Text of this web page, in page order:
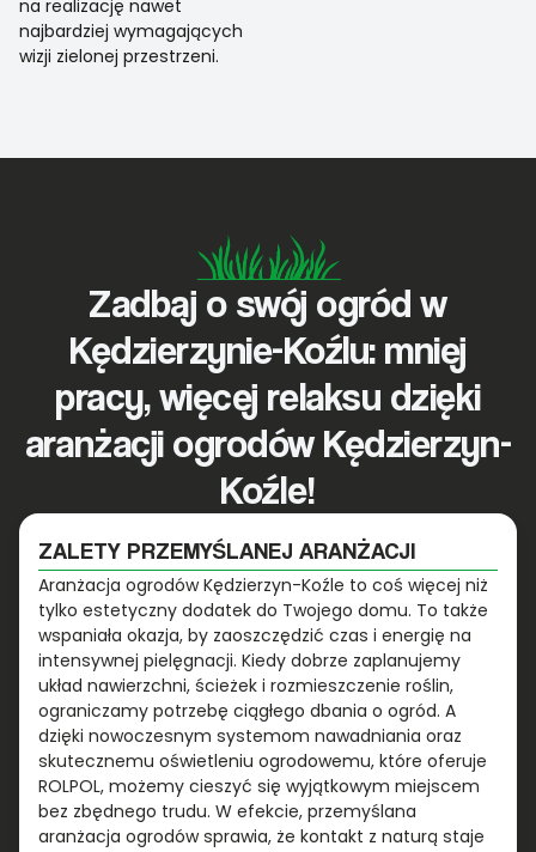
na realizację nawet
najbardziej wymagających
wizji zielonej przestrzeni.
Zadbaj o swój ogród w
Kędzierzynie-Koźlu: mniej
pracy, więcej relaksu dzięki
aranżacji ogrodów Kędzierzyn-
Koźle!
ZALETY PRZEMYŚLANEJ ARANŻACJI
Aranżacja ogrodów Kędzierzyn-Koźle to coś więcej niż
tylko estetyczny dodatek do Twojego domu. To także
wspaniała okazja, by zaoszczędzić czas i energię na
intensywnej pielęgnacji. Kiedy dobrze zaplanujemy
układ nawierzchni, ścieżek i rozmieszczenie roślin,
ograniczamy potrzebę ciągłego dbania o ogród. A
dzięki nowoczesnym systemom nawadniania oraz
skutecznemu oświetleniu ogrodowemu, które oferuje
ROLPOL, możemy cieszyć się wyjątkowym miejscem
bez zbędnego trudu. W efekcie, przemyślana
aranżacja ogrodów sprawia, że kontakt z naturą staje